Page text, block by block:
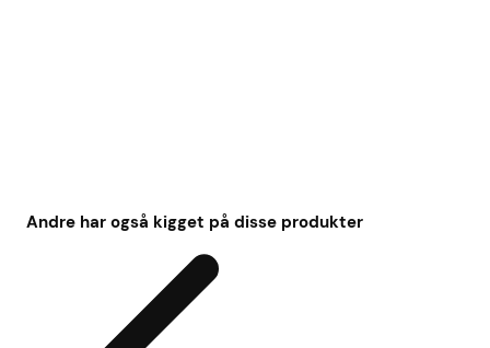
Andre har også kigget på disse produkter